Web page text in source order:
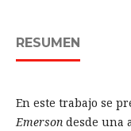
RESUMEN
En este trabajo se
Emersondesde una